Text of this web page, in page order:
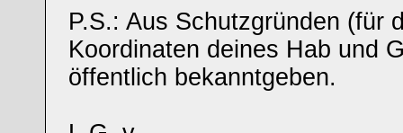
P.S.: Aus Schutzgründen (für
Koordinaten deines Hab und
öffentlich bekanntgeben.